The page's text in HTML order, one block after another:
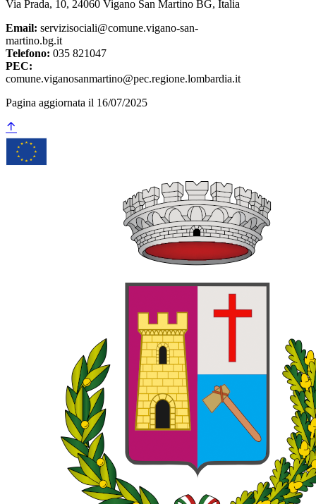
Via Prada, 10, 24060 Vigano San Martino BG, Italia
Email: servizisociali@comune.vigano-san-
martino.bg.it
Telefono: 035 821047
PEC:
comune.viganosanmartino@pec.regione.lombardia.it
Pagina aggiornata il 16/07/2025